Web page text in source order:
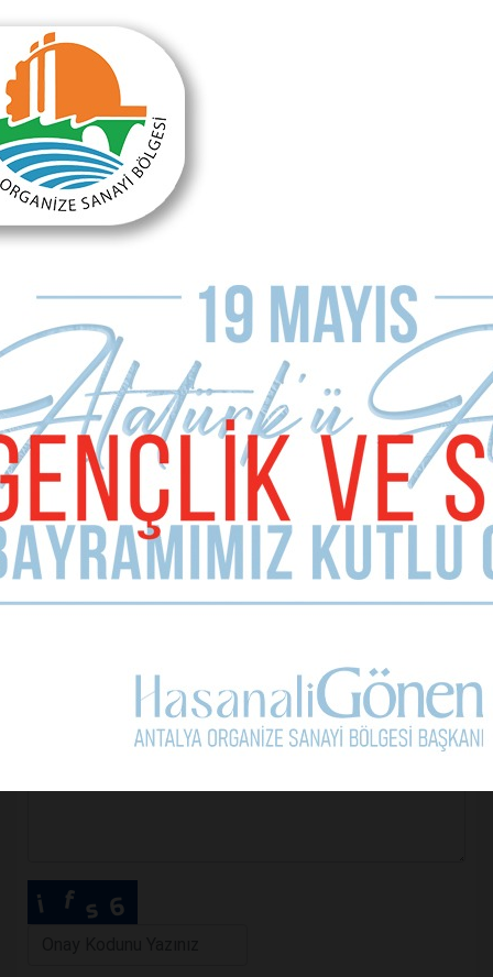
Önceki Haber
Emekli yarbay 'Efeler' çetesinin kurbanı oldu
HABER YORUMLARI
Sizde Yorum Ekleyin
İsim Soyad
E-mail Adresiniz (zorunlu değil)